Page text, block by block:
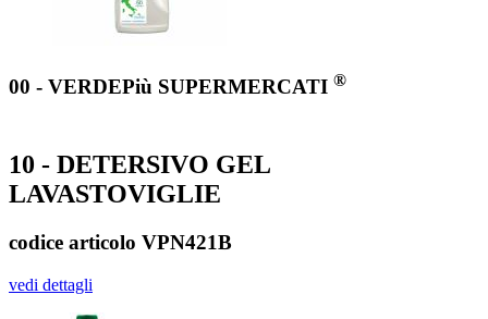
00 - VERDEPiù SUPERMERCATI ®
10 - DETERSIVO GEL
LAVASTOVIGLIE
codice articolo VPN421B
vedi dettagli